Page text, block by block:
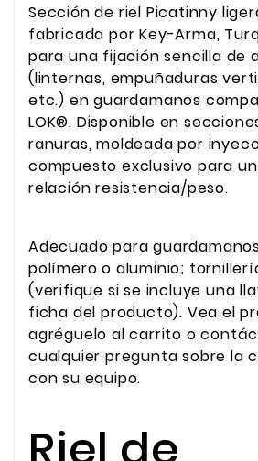
Sección de riel Picatinny
fabricada por Key-Arma,
para una fijación sencilla de
(linternas, empuñaduras
etc.) en guardamanos
LOK®. Disponible en
ranuras, moldeada por
compuesto exclusivo para
relación resistencia/peso.
Adecuado para
polímero o aluminio;
(verifique si se incluye una
ficha del producto). Vea el
agréguelo al carrito o
cualquier pregunta sobre la
con su equipo.